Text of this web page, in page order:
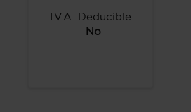
I.V.A. Deducible
No